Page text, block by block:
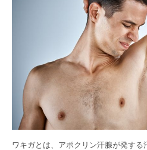
ワキガとは、アポクリン汗腺が発す